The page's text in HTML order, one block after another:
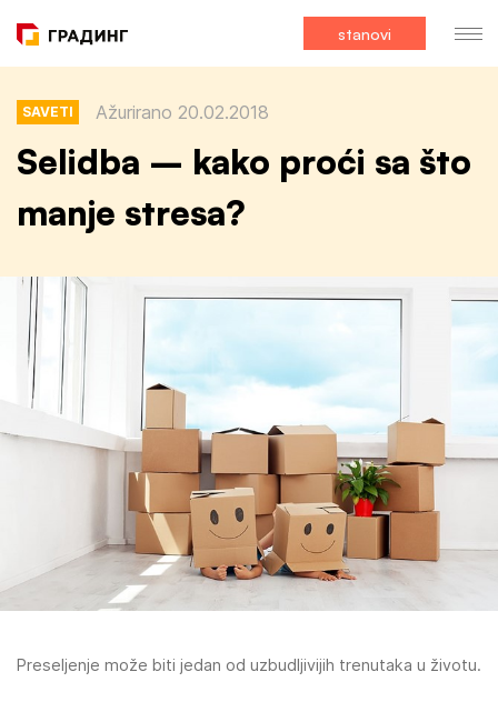
stanovi
SAVETI Ažurirano 20.02.2018
Selidba – kako proći sa što
manje stresa?
Preseljenje može biti jedan od uzbudljivijih trenutaka u životu.